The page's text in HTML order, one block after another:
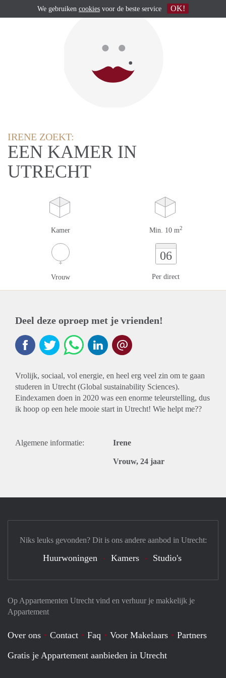
IRENE ZOEKT:
EEN KAMER IN
UTRECHT
Kamer Min. 10 m2
Vrouw
06
Per direct
Deel deze oproep met je vrienden!
Vrolijk, sociaal, vol energie, en heel erg veel zin om te gaan
studeren in Utrecht (Global sustainability Sciences).
Eindexamen doen in 2020 was een enorme teleurstelling, dus
ik hoop op een hele mooie start in Utrecht! Wie helpt me??
Algemene informatie: Irene
Vrouw, 24 jaar
Op Appartementen Utrecht vind en verhuur je makkelijk je
Appartement
Over ons Contact Faq Voor Makelaars
Partners
Gratis je Appartement aanbieden in Utrecht
Niks leuks gevonden? Dit is ons andere aanbod in Utrecht:
Huurwoningen Kamers Studio's
We gebruiken cookies voor de beste service OK!